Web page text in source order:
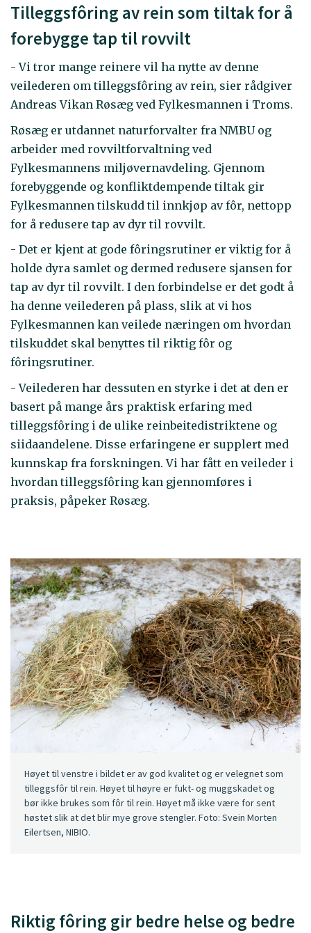
Tilleggsfôring av rein som tiltak for å
forebygge tap til rovvilt
- Vi tror mange reinere vil ha nytte av denne
veilederen om tilleggsfôring av rein, sier rådgiver
Andreas Vikan Røsæg ved Fylkesmannen i Troms.
Røsæg er utdannet naturforvalter fra NMBU og
arbeider med rovviltforvaltning ved
Fylkesmannens miljøvernavdeling. Gjennom
forebyggende og konfliktdempende tiltak gir
Fylkesmannen tilskudd til innkjøp av fôr, nettopp
for å redusere tap av dyr til rovvilt.
- Det er kjent at gode fôringsrutiner er viktig for å
holde dyra samlet og dermed redusere sjansen for
tap av dyr til rovvilt. I den forbindelse er det godt å
ha denne veilederen på plass, slik at vi hos
Fylkesmannen kan veilede næringen om hvordan
tilskuddet skal benyttes til riktig fôr og
fôringsrutiner.
- Veilederen har dessuten en styrke i det at den er
basert på mange års praktisk erfaring med
tilleggsfôring i de ulike reinbeitedistriktene og
siidaandelene. Disse erfaringene er supplert med
kunnskap fra forskningen. Vi har fått en veileder i
hvordan tilleggsfôring kan gjennomføres i
praksis, påpeker Røsæg.
Høyet til venstre i bildet er av god kvalitet og er velegnet som
tilleggsfôr til rein. Høyet til høyre er fukt- og muggskadet og
bør ikke brukes som fôr til rein. Høyet må ikke være for sent
høstet slik at det blir mye grove stengler. Foto: Svein Morten
Eilertsen, NIBIO.
Riktig fôring gir bedre helse og bedre